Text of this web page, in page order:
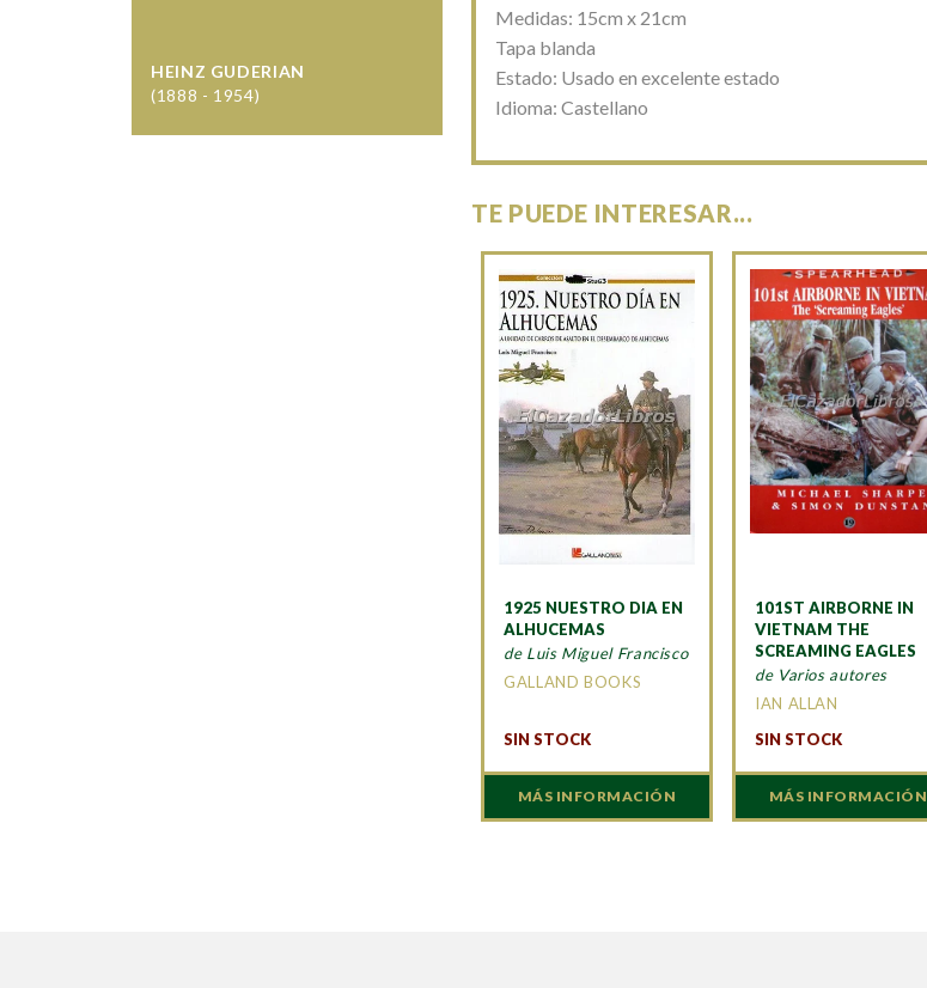
Medidas: 15cm x 21cm
Tapa blanda
Estado: Usado en excelente estado
Idioma: Castellano
TE PUEDE INTERESAR...
1925 NUESTRO DIA EN
ALHUCEMAS
de Luis Miguel Francisco
GALLAND BOOKS
SIN STOCK
MÁS INFORMACIÓN
101ST AIRBORNE IN
VIETNAM THE
SCREAMING EAGLES
de Varios autores
IAN ALLAN
SIN STOCK
MÁS INFORMACIÓN
HEINZ GUDERIAN
(1888 - 1954)